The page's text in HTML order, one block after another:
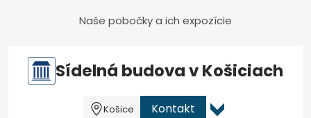
Naše pobočky a ich expozície
Sídelná budova v Košiciach
Košice Kontakt